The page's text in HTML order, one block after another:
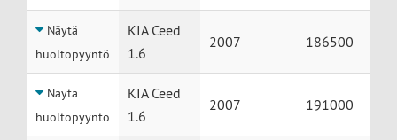
Näytä
huoltopyyntö
KIA Ceed
1.6
2007 186500
Näytä
huoltopyyntö
KIA Ceed
1.6
2007 191000